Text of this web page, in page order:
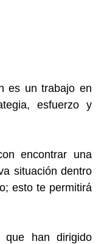
es un trabajo en
esfuerzo y
encontrar una
situación dentro
esto te permitirá
que han dirigido